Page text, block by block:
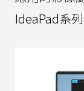
IdeaPad系